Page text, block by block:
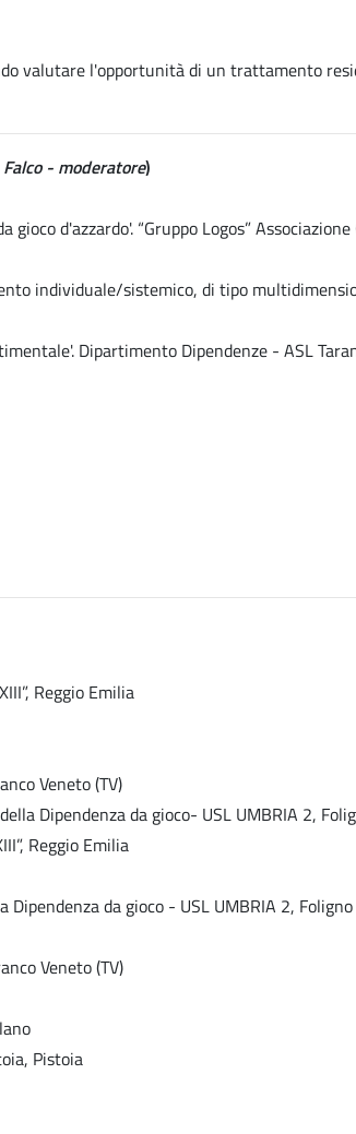
valutare l'opportunità di un trattamento
Falco - moderatore)
d'azzardo'. “Gruppo Logos”
individuale/sistemico, di tipo
Dipartimento Dipendenze - ASL
Reggio Emilia
Veneto (TV)
Dipendenza da gioco- USL UMBRIA 2,
Reggio Emilia
da gioco - USL UMBRIA 2, Foligno
Veneto (TV)
Pistoia